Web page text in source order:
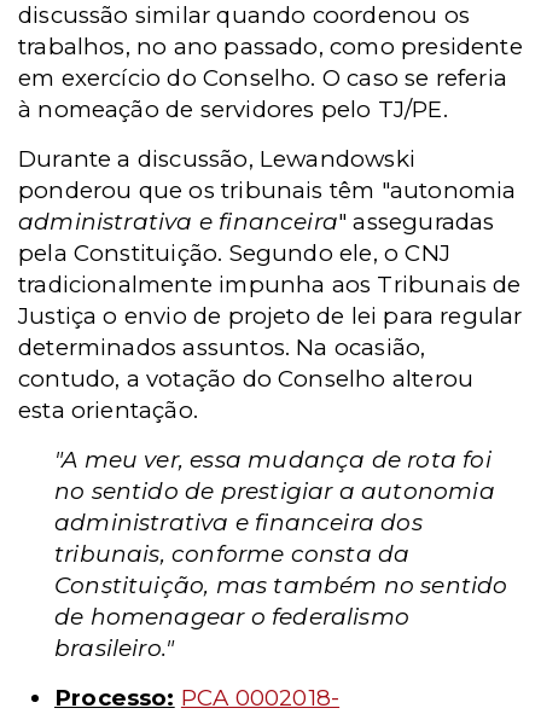
discussão similar quando coordenou os
trabalhos, no ano passado, como presidente
em exercício do Conselho. O caso se referia
à nomeação de servidores pelo TJ/PE.
Durante a discussão, Lewandowski
ponderou que os tribunais têm "autonomia
administrativa e financeira" asseguradas
pela Constituição. Segundo ele, o CNJ
tradicionalmente impunha aos Tribunais de
Justiça o envio de projeto de lei para regular
determinados assuntos. Na ocasião,
contudo, a votação do Conselho alterou
esta orientação.
"A meu ver, essa mudança de rota foi
no sentido de prestigiar a autonomia
administrativa e financeira dos
tribunais, conforme consta da
Constituição, mas também no sentido
de homenagear o federalismo
brasileiro."
Processo: PCA 0002018-